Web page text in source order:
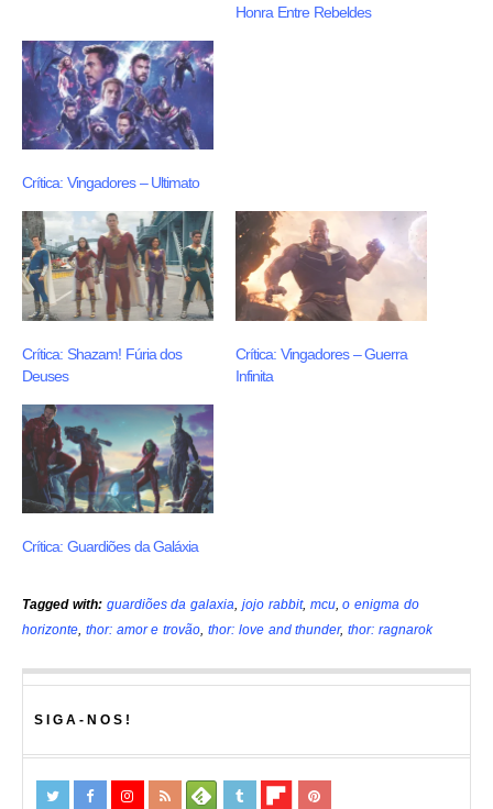
Honra Entre Rebeldes
Crítica: Vingadores – Ultimato
Crítica: Shazam! Fúria dos
Deuses
Crítica: Vingadores – Guerra
Infinita
Crítica: Guardiões da Galáxia
Tagged with: guardiões da galaxia,jojo rabbit, mcu,o enigma do
horizonte, thor: amor e trovão,thor: love and thunder,thor: ragnarok
SIGA-NOS!